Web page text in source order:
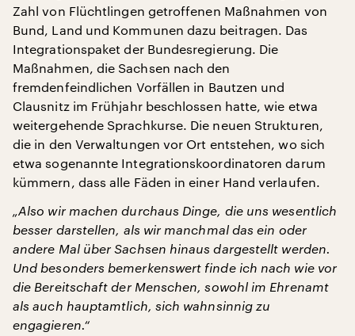
Zahl von Flüchtlingen getroffenen Maßnahmen von
Bund, Land und Kommunen dazu beitragen. Das
Integrationspaket der Bundesregierung. Die
Maßnahmen, die Sachsen nach den
fremdenfeindlichen Vorfällen in Bautzen und
Clausnitz im Frühjahr beschlossen hatte, wie etwa
weitergehende Sprachkurse. Die neuen Strukturen,
die in den Verwaltungen vor Ort entstehen, wo sich
etwa sogenannte Integrationskoordinatoren darum
kümmern, dass alle Fäden in einer Hand verlaufen.
„Also wir machen durchaus Dinge, die uns wesentlich
besser darstellen, als wir manchmal das ein oder
andere Mal über Sachsen hinaus dargestellt werden.
Und besonders bemerkenswert finde ich nach wie vor
die Bereitschaft der Menschen, sowohl im Ehrenamt
als auch hauptamtlich, sich wahnsinnig zu
engagieren.“